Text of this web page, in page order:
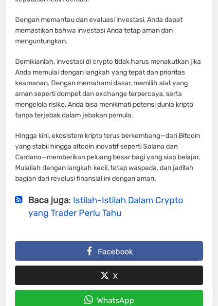
Dengan memantau dan evaluasi investasi, Anda dapat
memastikan bahwa investasi Anda tetap aman dan
menguntungkan.
Demikianlah, investasi di crypto tidak harus menakutkan jika
Anda memulai dengan langkah yang tepat dan prioritas
keamanan. Dengan memahami dasar, memilih alat yang
aman seperti dompet dan exchange terpercaya, serta
mengelola risiko, Anda bisa menikmati potensi dunia kripto
tanpa terjebak dalam jebakan pemula.
Hingga kini, ekosistem kripto terus berkembang—dari Bitcoin
yang stabil hingga altcoin inovatif seperti Solana dan
Cardano—memberikan peluang besar bagi yang siap belajar.
Mulailah dengan langkah kecil, tetap waspada, dan jadilah
bagian dari revolusi finansial ini dengan aman.
Baca juga: Istilah-Istilah Dalam Crypto
yang Trader Perlu Tahu
Facebook
X
WhatsApp